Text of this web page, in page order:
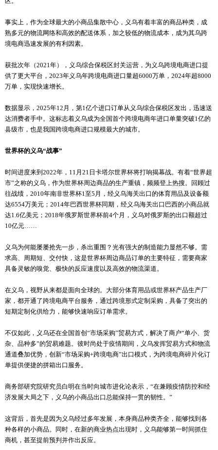
事实上，作为全球最大的小商品集散中心，义乌有着丰富的商品种类，成
熟多元的物流网络和高效的配送体系，加之较低的物流成本，成为其乌跨
境电商迅速发展的有利因素。
获批次年（2021年），义乌综合保税区封关运营，为义乌跨境电商进口提
供了更大平台，2023年义乌年跨境电商进口量超6000万单，2024年超8000
万单，实现快速增长。
数据显示，2025年12月，第1亿个进口订单从义乌综合保税区发出，迅速送
达消费者手中。这标志着义乌成为全国首个跨境电商年进口单量突破1亿的
县级市，也是我国跨境电商进口规模最大的城市。
世界杯的义乌“战事”
时间进度来到2022年，11月21日卡塔尔世界杯将打响揭幕战。有着“世界超
市”之称的义乌，作为世界杯周边商品的生产重镇，频频登上热搜。回顾过
往战绩，2010年南非世界杯1至5月，经义乌海关出口的体育用品及设备额
达6554万美元；2014年巴西世界杯同期，经义乌海关出口巴西的小商品就
达1.6亿美元；2018年俄罗斯世界杯前4个月，义乌对俄罗斯的出口额超过
10亿元……
义乌为何能屡屡抢先一步，杀出重围？光有强大的制造能力显然不够。需
求高、周期短、交付快，这是世界杯周边商品订单的主要特征，需要商家
具备灵敏的嗅觉、极快的反应速度以及高效的物流渠道。
在义乌，视野从来都是面向全球的。大部分体育用品或世界杯产品生产厂
家，都开通了跨境电商平台服务，通过跨境形式定制采购，具备了突出的
短期定制化供给力，能够快速响应订单需求。
不仅如此，义乌还在全国首创“市场采购”贸易方式，解决了商户“单小、货
杂、品种多”的贸易难题。彼时尚处于疫情期间，义乌发挥贸易方式和物流
通道叠加优势，创新“市场采购+跨境电商”出口模式，为跨境电商碎片化订
单提供便捷的拼箱出口服务。
商务部研究院研究员白明在当时向城市进化论表示，“在兼顾疫情防控和经
济发展大局之下，义乌的小商品出口总能保持一贯的韧性。”
这背后，首先是因为义乌经过多年发展，本身商品种类齐全，能够找到各
种各样的小商品。同时，在新的商业热点出现时，义乌能够第一时间抓住
商机，甚至提前预判并作出反应。